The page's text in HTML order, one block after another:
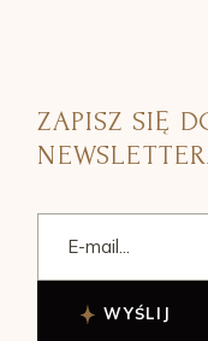
ZAPISZ SIĘ
WYŚLIJ